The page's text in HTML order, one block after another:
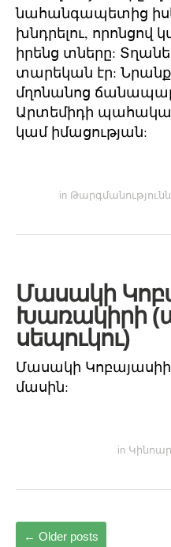
նահանգապետից
խնդրելու,
իրենց տները:
տարեկան էր: Նրանք
մղոնանոց
Արտեմիդի
կամ իմացության:
in
Մասակի
Խառակիրի
սեպուկու)
Մասակի Կոբայասիի
մասին:
in
← Older posts